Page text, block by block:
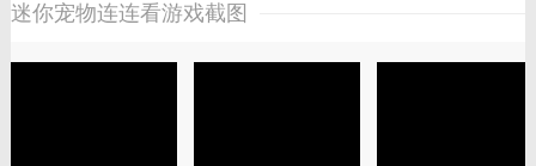
迷你宠物连连看游戏截图